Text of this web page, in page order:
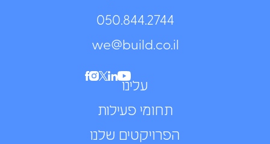
עלינו
תחומי פעילות
הפרויקטים שלנו
050.844.2744⁩
we@build.co.il